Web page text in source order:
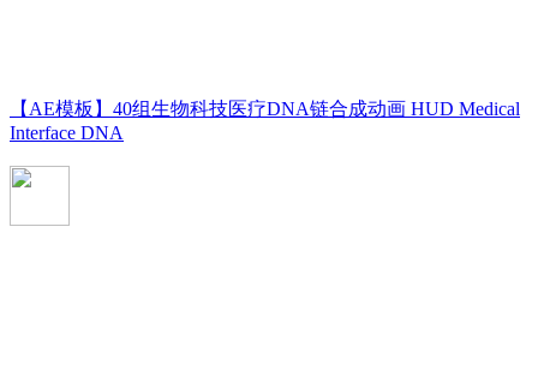
【AE模板】40组生物科技医疗DNA链合成动画 HUD Medical
Interface DNA